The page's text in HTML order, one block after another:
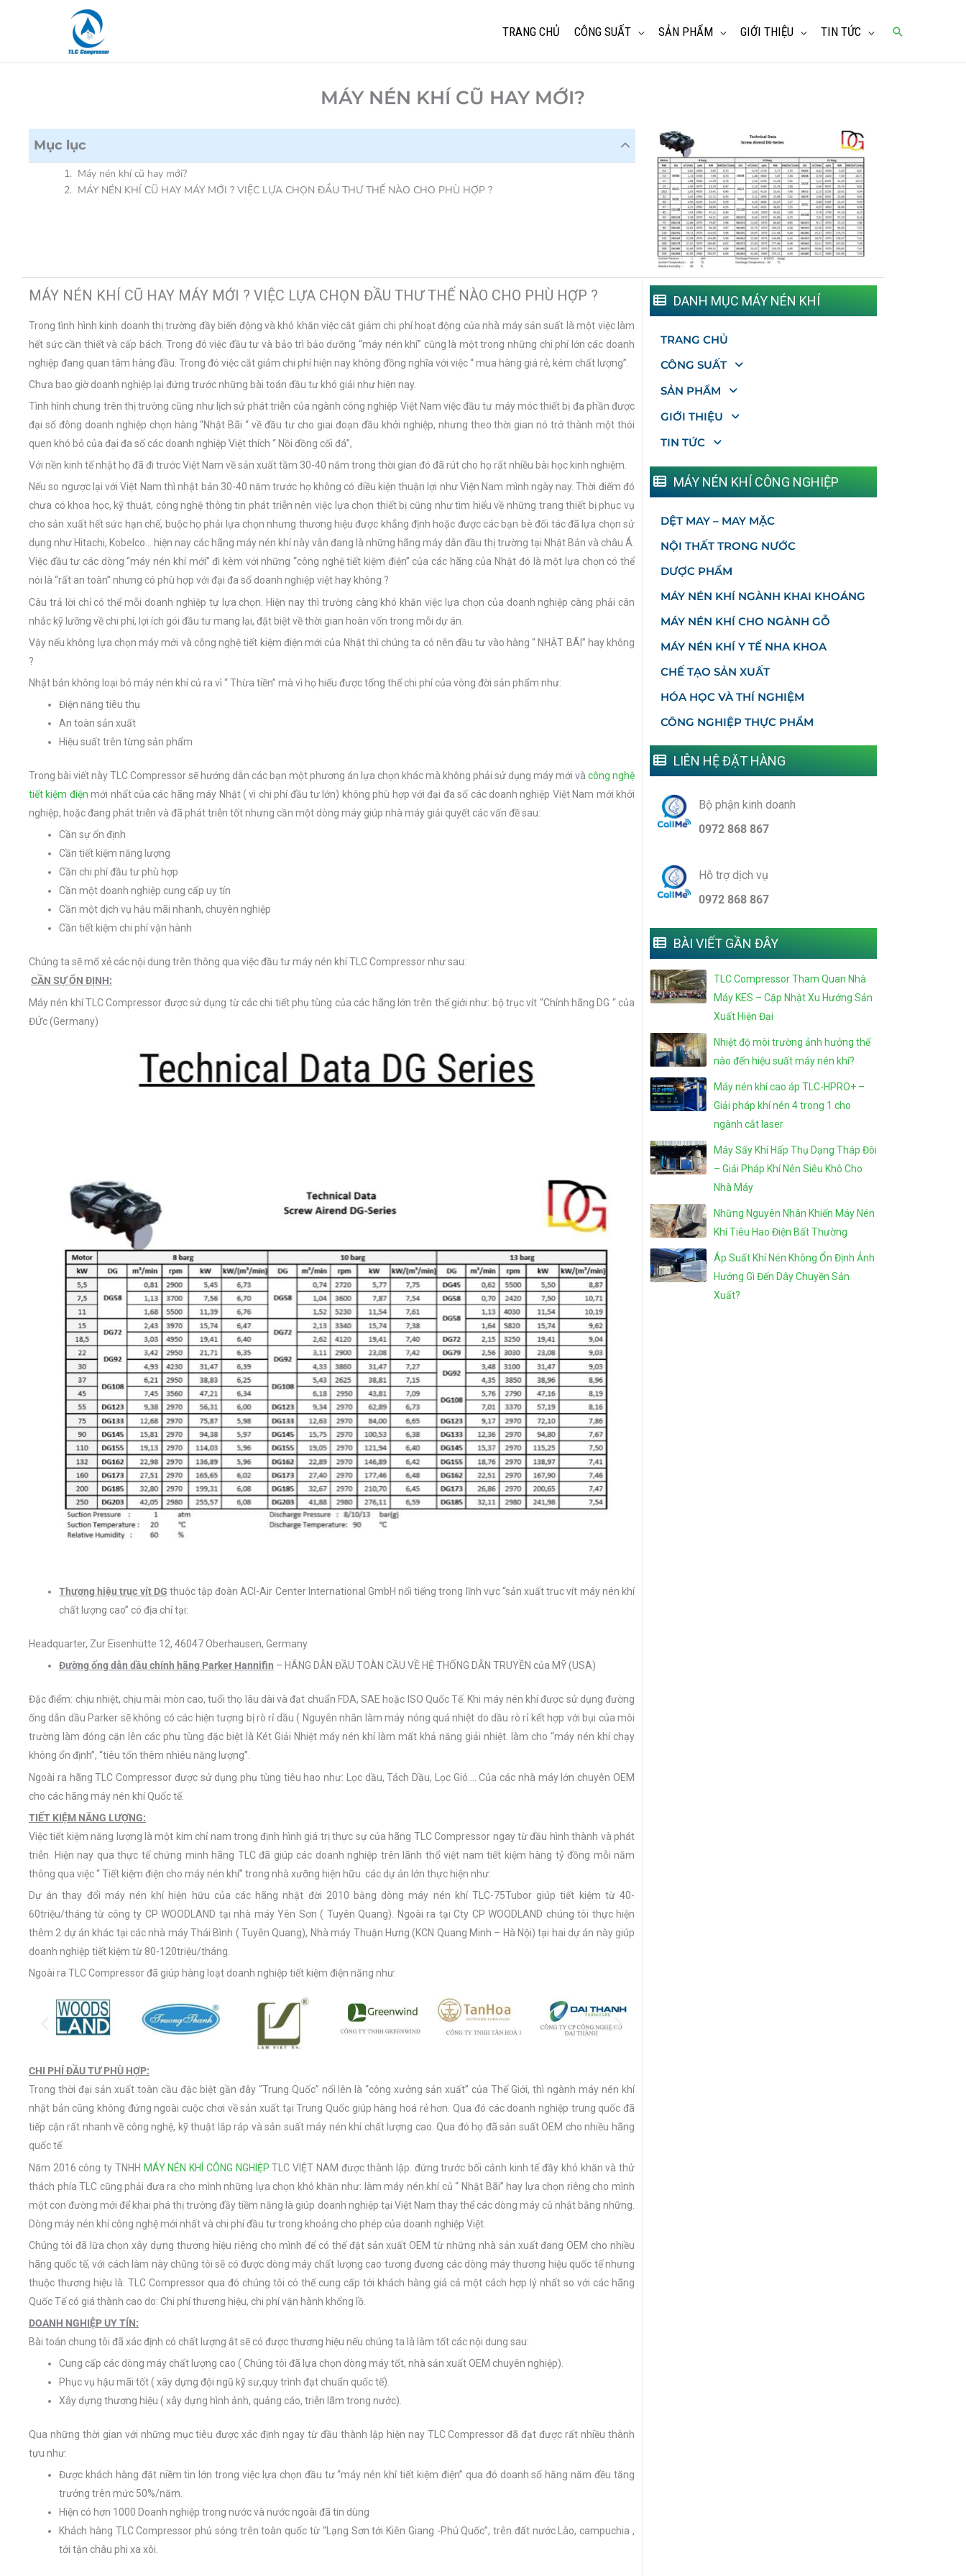
dung
TRANG CHỦ CÔNG SUẤT SẢN PHẨM GIỚI THIỆU TIN TỨC
Tìm
MÁY NÉN KHÍ CŨ HAY MỚI?
Mục lục
Máy nén khí cũ hay mới?
MÁY NÉN KHÍ CŨ HAY MÁY MỚI ? VIỆC LỰA CHỌN ĐẦU THƯ THẾ NÀO CHO PHÙ HỢP ?
MÁY NÉN KHÍ CŨ HAY MÁY MỚI ? VIỆC LỰA CHỌN ĐẦU THƯ THẾ NÀO CHO PHÙ HỢP ?
Trong tình hình kinh doanh thị trường đầy biến động và khó khăn việc cắt giảm chi phí hoạt động của nhà máy sản suất là một việc làm
hết sức cần thiết và cấp bách. Trong đó việc đầu tư và bảo trì bảo dưỡng “máy nén khí” cũng là một trong những chi phí lớn các doanh
nghiệp đang quan tâm hàng đầu. Trong đó việc cắt giảm chi phí hiện nay không đồng nghĩa với việc “ mua hàng giá rẻ, kém chất lượng”.
Chưa bao giờ doanh nghiệp lại đứng trước những bài toán đầu tư khó giải như hiện nay.
Tình hình chung trên thị trường cũng như lịch sử phát triễn của ngành công nghiệp Việt Nam việc đầu tư máy móc thiết bị đa phần được
đại số đông doanh nghiệp chọn hàng “Nhật Bãi “ về đầu tư cho giai đoạn đầu khởi nghiệp, nhưng theo thời gian nó trở thành một thói
quen khó bỏ của đại đa số các doanh nghiệp Việt thích “ Nồi đồng cối đá”,
Với nền kinh tế nhật họ đã đi trước Việt Nam về sản xuất tầm 30-40 năm trong thời gian đó đã rút cho họ rất nhiều bài học kinh nghiệm.
Nếu so ngược lại với Việt Nam thì nhật bản 30-40 năm trước họ không có điều kiện thuận lợi như Viện Nam mình ngày nay. Thời điểm đó
chưa có khoa học, kỹ thuật, công nghệ thông tin phát triễn nên việc lựa chọn thiết bị cũng như tìm hiểu về những trang thiết bị phục vụ
cho sản xuất hết sức hạn chế, buộc họ phải lựa chọn nhưng thương hiệu được khẳng định hoặc được các bạn bè đối tác đã lựa chọn sử
dụng như Hitachi, Kobelco… hiện nay các hãng máy nén khí này vẫn đang là những hãng máy dẫn đầu thị trường tại Nhật Bản và châu Á.
Việc đầu tư các dòng “máy nén khí mới” đi kèm với những “công nghệ tiết kiệm điện” của các hãng của Nhật đó là một lựa chọn có thể
nói là “rất an toàn” nhưng có phù hợp với đại đa số doanh nghiệp việt hay không ?
Câu trả lời chỉ có thể mỗi doanh nghiệp tự lựa chọn. Hiện nay thì trường càng khó khăn việc lựa chọn của doanh nghiệp càng phải cân
nhắc kỹ lưỡng về chi phí, lợi ích gói đầu tư mang lại, đặt biệt về thời gian hoàn vốn trong mỗi dự án.
Vậy nếu không lựa chọn máy mới và công nghệ tiết kiệm điện mới của Nhật thì chúng ta có nên đầu tư vào hàng “ NHẬT BÃI” hay không
?
Nhật bản không loại bỏ máy nén khí củ ra vì “ Thừa tiền” mà vì họ hiểu được tổng thể chi phí của vòng đời sản phẩm như:
Điện năng tiêu thụ
An toàn sản xuất
Hiệu suất trên từng sản phẩm
Trong bài viết này TLC Compressor sẽ hướng dẫn các bạn một phương án lựa chọn khác mà không phải sử dụng máy mới và công nghệ
tiết kiệm điện mới nhất của các hãng máy Nhật ( vì chi phí đầu tư lớn) không phù hợp với đại đa số các doanh nghiệp Việt Nam mới khởi
nghiệp, hoặc đang phát triễn và đã phát triễn tốt nhưng cần một dòng máy giúp nhà máy giải quyết các vấn đề sau:
Cần sự ổn định
Cần tiết kiệm năng lượng
Cần chi phí đầu tư phù hợp
Cần một doanh nghiệp cung cấp uy tín
Cần một dịch vụ hậu mãi nhanh, chuyên nghiệp
Cần tiết kiệm chi phí vận hành
Chúng ta sẽ mổ xẻ các nội dung trên thông qua việc đầu tư máy nén khí TLC Compressor như sau:
CẦN SỰ ỔN ĐỊNH:
Máy nén khí TLC Compressor được sử dụng từ các chi tiết phụ tùng của các hãng lớn trên thế giới như: bộ trục vít “Chính hãng DG “ của
ĐỨc (Germany)
Thương hiệu trục vít DG thuộc tập đoàn ACI-Air Center International GmbH nổi tiếng trong lĩnh vực “sản xuất trục vít máy nén khí
chất lượng cao” có địa chỉ tại:
Headquarter, Zur Eisenhütte 12, 46047 Oberhausen, Germany
Đường ống dẫn dầu chính hãng Parker Hannifin – HÃNG DẪN ĐẦU TOÀN CẦU VỀ HỆ THỐNG DẪN TRUYỀN của MỸ (USA)
Đặc điểm: chịu nhiệt, chịu mài mòn cao, tuổi thọ lâu dài và đạt chuẩn FDA, SAE hoặc ISO Quốc Tế. Khi máy nén khí được sử dụng đường
ống dẫn dầu Parker sẽ không có các hiện tượng bị rò rỉ dầu ( Nguyên nhân làm máy nóng quá nhiệt do dầu rò rỉ kết hợp với bụi của môi
trường làm đóng cặn lên các phụ tùng đặc biệt là Két Giải Nhiệt máy nén khí làm mất khả năng giải nhiệt. làm cho “máy nén khí chạy
không ổn định”, “tiêu tốn thêm nhiêu năng lượng”.
Ngoài ra hãng TLC Compressor được sử dụng phụ tùng tiêu hao như: Lọc dầu, Tách Dầu, Lọc Gió…. Của các nhà máy lớn chuyên OEM
cho các hãng máy nén khí Quốc tế.
TIẾT KIỆM NĂNG LƯỢNG:
Việc tiết kiệm năng lượng là một kim chỉ nam trong định hình giá trị thực sự của hãng TLC Compressor ngay từ đầu hình thành và phát
triễn. Hiện nay qua thực tế chứng minh hãng TLC đã giúp các doanh nghiệp trên lãnh thổ việt nam tiết kiệm hàng tỷ đồng mỗi năm
thông qua việc “ Tiết kiệm điện cho máy nén khí” trong nhà xưỡng hiện hữu. các dự án lớn thực hiện như:
Dự án thay đổi máy nén khí hiện hữu của các hãng nhật đời 2010 bằng dòng máy nén khí TLC-75Tubor giúp tiết kiệm từ 40-
60triệu/tháng từ công ty CP WOODLAND tại nhà máy Yên Sơn ( Tuyên Quang). Ngoài ra tại Cty CP WOODLAND chúng tôi thực hiện
thêm 2 dự án khác tại các nhà máy Thái Bình ( Tuyên Quang), Nhà máy Thuận Hưng (KCN Quang Minh – Hà Nội) tại hai dự án này giúp
doanh nghiệp tiết kiệm từ 80-120triệu/tháng.
Ngoài ra TLC Compressor đã giúp hàng loạt doanh nghiệp tiết kiệm điện năng như:
CHI PHÍ ĐẦU TƯ PHÙ HỢP:
Trong thời đại sản xuất toàn cầu đặc biệt gần đây “Trung Quốc” nổi lên là “công xưởng sản xuất” của Thế Giới, thì ngành máy nén khí
nhật bản cũng không đứng ngoài cuộc chơi về sản xuất tại Trung Quốc giúp hàng hoá rẻ hơn. Qua đó các doanh nghiệp trung quốc đã
tiếp cận rất nhanh về công nghệ, kỹ thuật lắp ráp và sản suất máy nén khí chất lượng cao. Qua đó họ đã sản suất OEM cho nhiều hãng
quốc tế.
Năm 2016 công ty TNHH MÁY NÉN KHÍ CÔNG NGHIỆP TLC VIỆT NAM được thành lập. đứng trước bối cảnh kinh tế đầy khó khăn và thử
thách phía TLC cũng phải đưa ra cho mình những lựa chọn khó khăn như: làm máy nén khí củ “ Nhật Bãi” hay lựa chọn riêng cho mình
một con đường mới để khai phá thị trường đầy tiềm năng là giúp doanh nghiệp tại Việt Nam thay thể các dòng máy củ nhật bằng những.
Dòng máy nén khí công nghệ mới nhất và chi phí đầu tư trong khoảng cho phép của doanh nghiệp Việt.
Chúng tôi đã lữa chọn xây dựng thương hiệu riêng cho mình để có thể đặt sản xuất OEM từ những nhà sản xuất đang OEM cho nhiều
hãng quốc tế, với cách làm này chũng tôi sẽ có được dòng máy chất lượng cao tương đương các dòng máy thương hiệu quốc tế nhưng
thuộc thương hiệu là: TLC Compressor qua đó chúng tôi có thể cung cấp tới khách hàng giá cả một cách hợp lý nhất so với các hãng
Quốc Tế có giá thành cao do: Chi phí thương hiệu, chi phí vận hành khổng lồ.
DOANH NGHIỆP UY TÍN:
Bài toán chung tôi đã xác định có chất lượng ắt sẽ có được thương hiệu nếu chúng ta là làm tốt các nội dung sau:
Cung cấp các dòng máy chất lượng cao ( Chúng tôi đã lựa chọn dòng máy tốt, nhà sản xuất OEM chuyên nghiệp).
Phục vụ hậu mãi tốt ( xây dựng đội ngũ kỹ sư,quy trình đạt chuẩn quốc tế).
Xây dựng thương hiệu ( xây dựng hình ảnh, quảng cáo, triễn lãm trong nước).
Qua những thời gian với những mục tiêu được xác định ngay từ đầu thành lập hiện nay TLC Compressor đã đạt được rất nhiều thành
tựu như:
Được khách hàng đặt niềm tin lớn trong việc lựa chọn đầu tư “máy nén khí tiết kiệm điện” qua đó doanh số hằng năm đều tăng
trưởng trên mức 50%/năm.
Hiện có hơn 1000 Doanh nghiệp trong nước và nước ngoài đã tin dùng
Khách hàng TLC Compressor phủ sóng trên toàn quốc từ “Lạng Sơn tới Kiên Giang -Phú Quốc”, trên đất nước Lào, campuchia ,
tới tận châu phi xa xôi.
DANH MỤC MÁY NÉN KHÍ
TRANG CHỦ
CÔNG SUẤT
SẢN PHẨM
GIỚI THIỆU
TIN TỨC
MÁY NÉN KHÍ CÔNG NGHIỆP
DỆT MAY – MAY MẶC
NỘI THẤT TRONG NƯỚC
DƯỢC PHẨM
MÁY NÉN KHÍ NGÀNH KHAI KHOÁNG
MÁY NÉN KHÍ CHO NGÀNH GỖ
MÁY NÉN KHÍ Y TẾ NHA KHOA
CHẾ TẠO SẢN XUẤT
HÓA HỌC VÀ THÍ NGHIỆM
CÔNG NGHIỆP THỰC PHẨM
LIÊN HỆ ĐẶT HÀNG
Bộ phận kinh doanh
0972 868 867
Hỗ trợ dịch vụ
0972 868 867
BÀI VIẾT GẦN ĐÂY
TLC Compressor Tham Quan Nhà
Máy KES – Cập Nhật Xu Hướng Sản
Xuất Hiện Đại
Nhiệt độ môi trường ảnh hưởng thế
nào đến hiệu suất máy nén khí?
Máy nén khí cao áp TLC-HPRO+ –
Giải pháp khí nén 4 trong 1 cho
ngành cắt laser
Máy Sấy Khí Hấp Thụ Dạng Tháp Đôi
– Giải Pháp Khí Nén Siêu Khô Cho
Nhà Máy
Những Nguyên Nhân Khiến Máy Nén
Khí Tiêu Hao Điện Bất Thường
Áp Suất Khí Nén Không Ổn Định Ảnh
Hưởng Gì Đến Dây Chuyền Sản
Xuất?